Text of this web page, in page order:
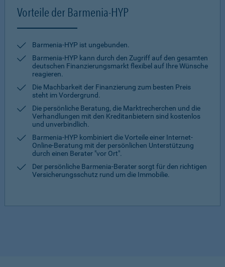
Vorteile der Barmenia-HYP
Barmenia-HYP ist ungebunden.
Barmenia-HYP kann durch den Zugriff auf den gesamten
deutschen Finanzierungsmarkt flexibel auf Ihre Wünsche
reagieren.
Die Machbarkeit der Finanzierung zum besten Preis
steht im Vordergrund.
Die persönliche Beratung, die Marktrecherchen und die
Verhandlungen mit den Kreditanbietern sind kostenlos
und unverbindlich.
Barmenia-HYP kombiniert die Vorteile einer Internet-
Online-Beratung mit der persönlichen Unterstützung
durch einen Berater "vor Ort".
Der persönliche Barmenia-Berater sorgt für den richtigen
Versicherungsschutz rund um die Immobilie.